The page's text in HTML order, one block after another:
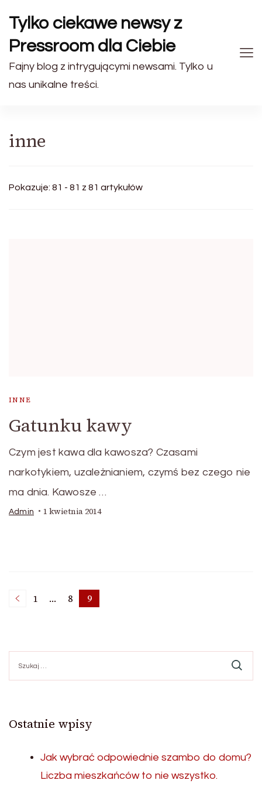
Tylko ciekawe newsy z
Pressroom dla Ciebie
Fajny blog z intrygującymi newsami. Tylko u
nas unikalne treści.
inne
Pokazuje: 81 - 81 z 81 artykułów
INNE
Gatunku kawy
Czym jest kawa dla kawosza? Czasami
narkotykiem, uzależnianiem, czymś bez czego nie
ma dnia. Kawosze …
Admin 1 kwietnia 2014
Stronicowanie
wpisów
Strona
1 … Strona
8 Strona
9
Ostatnie wpisy
Jak wybrać odpowiednie szambo do domu?
Liczba mieszkańców to nie wszystko.